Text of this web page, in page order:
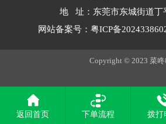
地 址：东莞市东城街道丁
网站备案号： 粤ICP备
Copyright © 2023 菜咚
返回首页 下单流程 拨打